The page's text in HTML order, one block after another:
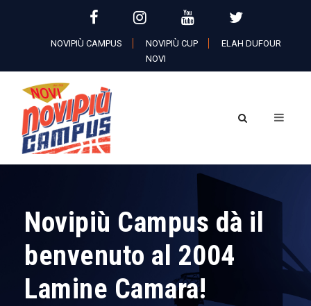
NOVIPIÙ CAMPUS NOVIPIÙ CUP
ELAH DUFOUR
NOVI
Novipiù Campus dà il
benvenuto al 2004
Lamine Camara!